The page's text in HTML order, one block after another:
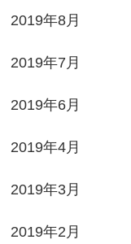
2019年8月
2019年7月
2019年6月
2019年4月
2019年3月
2019年2月